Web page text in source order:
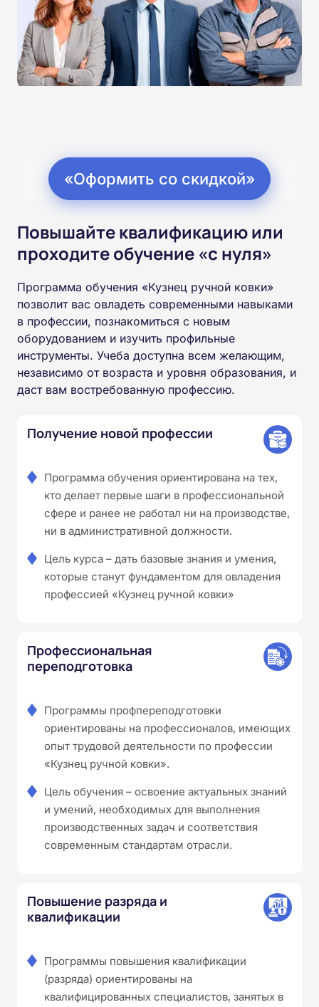
«Оформить со скидкой»
Повышайте квалификацию или
проходите обучение «с нуля»
Программа обучения «Кузнец ручной ковки»
позволит вас овладеть современными навыками
в профессии, познакомиться с новым
оборудованием и изучить профильные
инструменты. Учеба доступна всем желающим,
независимо от возраста и уровня образования, и
даст вам востребованную профессию.
Получение новой профессии
Программа обучения ориентирована на тех,
кто делает первые шаги в профессиональной
сфере и ранее не работал ни на производстве,
ни в административной должности.
Цель курса – дать базовые знания и умения,
которые станут фундаментом для овладения
профессией «Кузнец ручной ковки»
Профессиональная
переподготовка
Программы профпереподготовки
ориентированы на профессионалов, имеющих
опыт трудовой деятельности по профессии
«Кузнец ручной ковки».
Цель обучения – освоение актуальных знаний
и умений, необходимых для выполнения
производственных задач и соответствия
современным стандартам отрасли.
Повышение разряда и
квалификации
Программы повышения квалификации
(разряда) ориентированы на
квалифицированных специалистов, занятых в